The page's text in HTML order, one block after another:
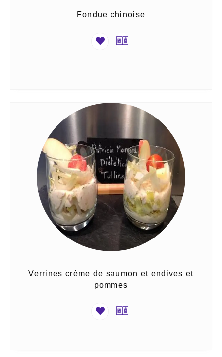
Fondue chinoise
Verrines crème de saumon et endives et
pommes